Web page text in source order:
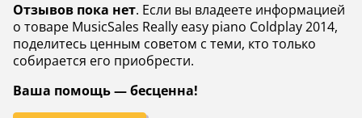
Отзывов пока нет. Если вы владеете информацией
о товаре MusicSales Really easy piano Coldplay 2014,
поделитесь ценным советом с теми, кто только
собирается его приобрести.
Ваша помощь — бесценна!